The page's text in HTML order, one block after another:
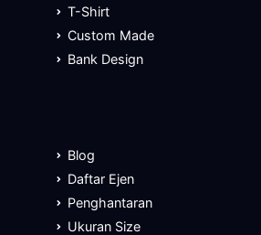
T-Shirt
Custom Made
Bank Design
Blog
Daftar Ejen
Penghantaran
Ukuran Size